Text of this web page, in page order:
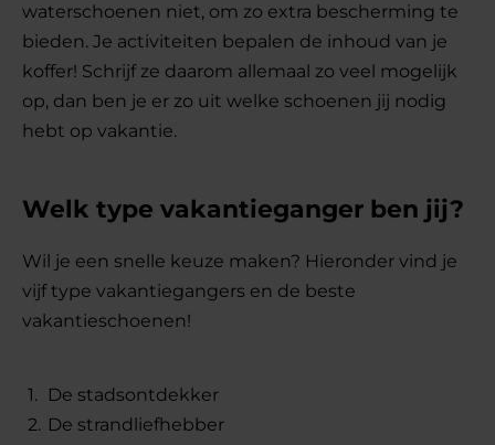
waterschoenen niet, om zo extra bescherming te
bieden. Je activiteiten bepalen de inhoud van je
koffer! Schrijf ze daarom allemaal zo veel mogelijk
op, dan ben je er zo uit welke schoenen jij nodig
hebt op vakantie.
Welk type vakantieganger ben jij?
Wil je een snelle keuze maken? Hieronder vind je
vijf type vakantiegangers en de beste
vakantieschoenen!
De stadsontdekker
De strandliefhebber